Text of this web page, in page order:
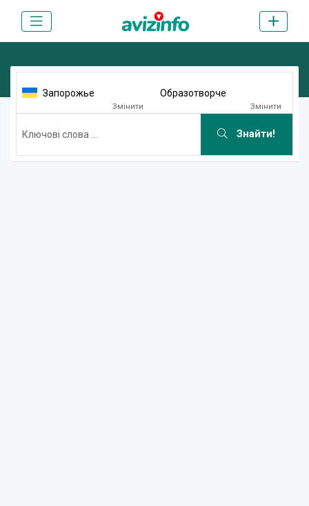
Запорожье
Змінити
Образотворче
Змінити
Знайти!